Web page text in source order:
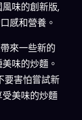
味的創新版,
感和營養。
來一些新的
味的炒麵。
要害怕嘗試新
美味的炒麵